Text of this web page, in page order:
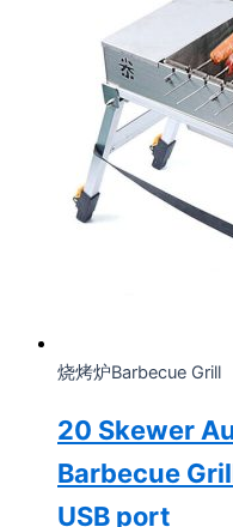
烧烤炉Barbecue Grill
20 Skewer
Barbecue
USB port